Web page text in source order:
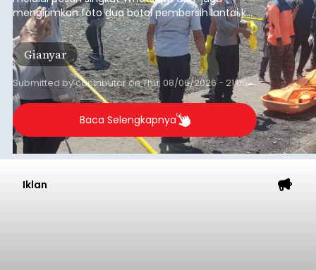
mengirimkan foto dua botol pembersih lantai ke
istrinya.
Gianyar
Submitted bycontributoronThu, 08/06/2026 - 21:06
Baca Selengkapnya
Iklan